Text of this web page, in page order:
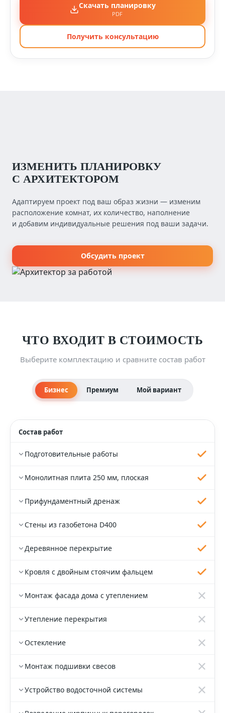
Скачать планировку
PDF
Получить консультацию
ИЗМЕНИТЬ ПЛАНИРОВКУ
С АРХИТЕКТОРОМ
Адаптируем проект под ваш образ жизни — изменим
расположение комнат, их количество, наполнение
и добавим индивидуальные решения под ваши задачи.
Обсудить проект
ЧТО ВХОДИТ В СТОИМОСТЬ
Выберите комплектацию и сравните состав работ
Бизнес Премиум Мой вариант
Состав работ
Подготовительные работы
Монолитная плита 250 мм, плоская
Прифундаментный дренаж
Стены из газобетона D400
Деревянное перекрытие
Кровля с двойным стоячим фальцем
Монтаж фасада дома с утеплением
Утепление перекрытия
Остекление
Монтаж подшивки свесов
Устройство водосточной системы